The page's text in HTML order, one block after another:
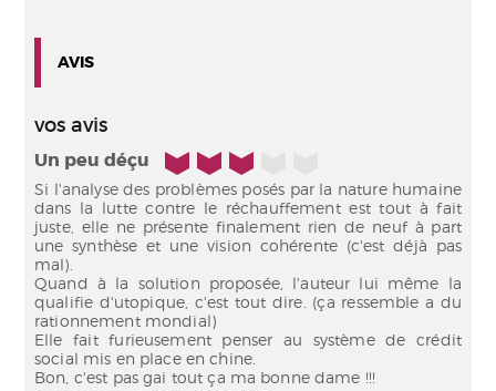
AVIS
vos avis
Un peu déçu 3/5
Si l'analyse des problèmes posés par la nature humaine
dans la lutte contre le réchauffement est tout à fait
juste, elle ne présente finalement rien de neuf à part
une synthèse et une vision cohérente (c'est déjà pas
mal).
Quand à la solution proposée, l'auteur lui même la
qualifie d'utopique, c'est tout dire. (ça ressemble a du
rationnement mondial)
Elle fait furieusement penser au système de crédit
social mis en place en chine.